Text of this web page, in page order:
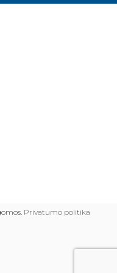
Privatumo politika